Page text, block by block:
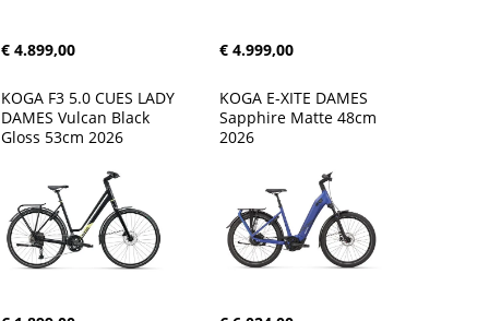
€ 4.899,00 € 4.999,00
KOGA F3 5.0 CUES LADY
DAMES Vulcan Black
Gloss 53cm 2026
KOGA E-XITE DAMES
Sapphire Matte 48cm
2026